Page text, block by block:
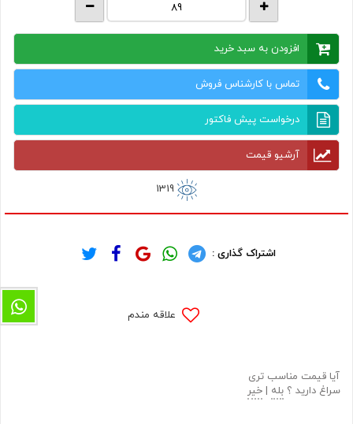
افزودن به سبد خرید
تماس با کارشناس فروش
درخواست پیش فاکتور
آرشیو قیمت
1319
اشتراک گذاری :
علاقه مندم
آیا قیمت مناسب تری
سراغ دارید ؟ بله | خیر